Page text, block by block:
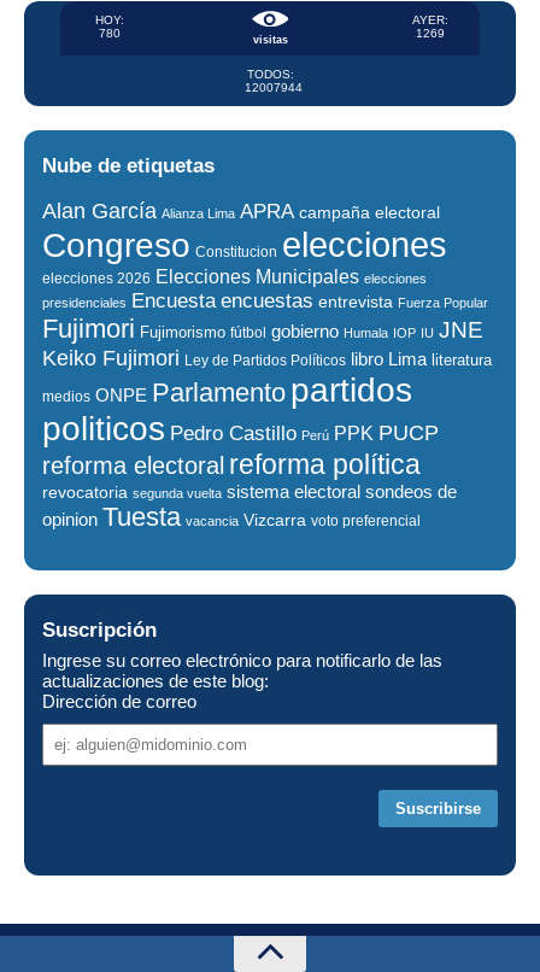
visitas
HOY:
780
AYER:
1269
TODOS:
12007944
Nube de etiquetas
Alan García Alianza Lima APRA campaña electoral
Congreso Constitucion elecciones
elecciones 2026 Elecciones Municipales elecciones
presidenciales Encuesta encuestas entrevista Fuerza Popular
Fujimori Fujimorismo fútbol gobierno Humala IOP IU JNE
Keiko Fujimori Ley de Partidos Políticos libro Lima literatura
medios ONPE Parlamento partidos
politicos Pedro Castillo Perú PPK PUCP
reforma electoral reforma política
revocatoria segunda vuelta sistema electoral sondeos de
opinion Tuesta vacancia Vizcarra voto preferencial
Suscripción
Ingrese su correo electrónico para notificarlo de las
actualizaciones de este blog:
Dirección de correo
de